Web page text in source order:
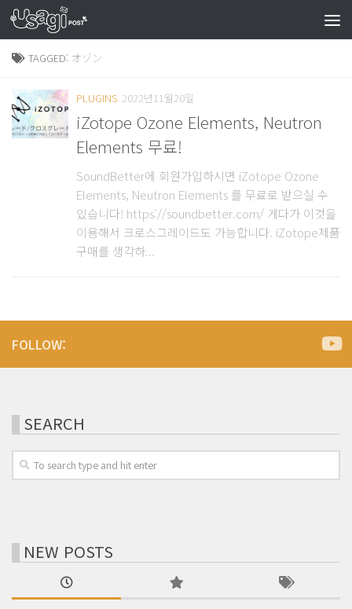
TAGGED: オゾン
PLUGINS 2022년11월20일
iZotope Ozone Elements, Neutron
Elements 무료!
SoundBetter에 회원가입하시면 iZotope Ozone
Elements, Neutron Elements 를 무료로 받으실 수
있습니다! https://soundbetter.com/ 게다가 이것을
이용해서 크로스그레이드도 가능합니다. iZotope제품
구매를 생각하...
FOLLOW:
SEARCH
NEW POSTS